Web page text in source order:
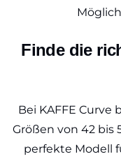
Finde die
Bei KAFFE
Größen von 42 bis
perfekte Modell